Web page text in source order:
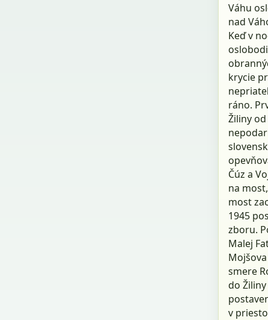
Váhu
nad
Keď v
krycie
ráno.
Žiliny
Čúz a
na
most
1945
zboru.
Malej
smere
do
v